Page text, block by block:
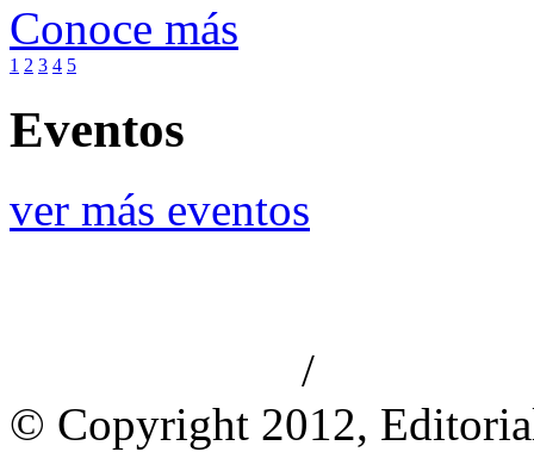
Conoce más
1 2 3 4 5
Eventos
ver más eventos
/
© Copyright 2012,